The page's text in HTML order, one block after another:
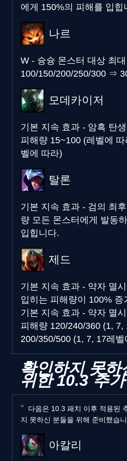
에게 150%의 피해를 입힙
나르
W - 슝슝 몬스터 대상 최
100/150/200/250/300 ⇒
모데카이저
기본 지속 효과 - 암흑 탄
피해량 15~100 (레벨에 따
벨에 따라)
탈론
기본 지속 효과 - 검의 최
량 모든 몬스터에게 발동
입힙니다.
제드
기본 지속 효과 - 약자 멸
입히는 피해량이 100% 증
기본 지속 효과 - 약자 멸
피해량 120/240/360 (1, 7,
200/350/500 (1, 7, 17레벨
확인하지 못하
위한 10.3 추
다음은 10.3 패치 이후 적용된
지 못하신 분들을 위해 준비했습니
아칼리